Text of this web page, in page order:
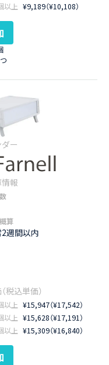
以上 ¥9,189（¥10,108）
算
週間以内
以上 ¥15,947（¥17,542）
以上 ¥15,628（¥17,191）
以上 ¥15,309（¥16,840）